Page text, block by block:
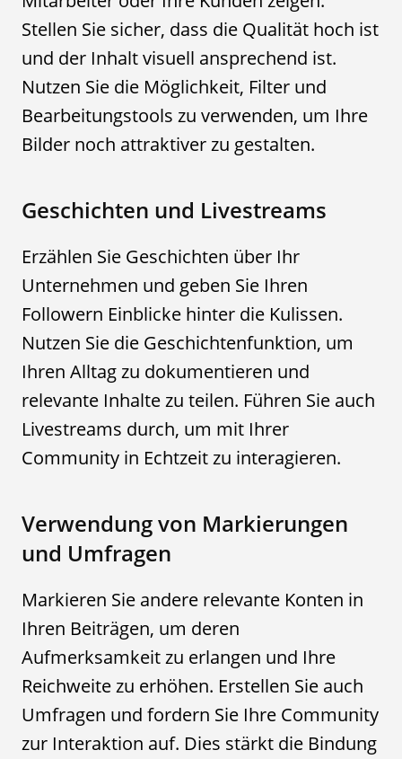
Stellen Sie sicher, dass die Qualität hoch ist
und der Inhalt visuell ansprechend ist.
Nutzen Sie die Möglichkeit, Filter und
Bearbeitungstools zu verwenden, um Ihre
Bilder noch attraktiver zu gestalten.
Geschichten und Livestreams
Erzählen Sie Geschichten über Ihr
Unternehmen und geben Sie Ihren
Followern Einblicke hinter die Kulissen.
Nutzen Sie die Geschichtenfunktion, um
Ihren Alltag zu dokumentieren und
relevante Inhalte zu teilen. Führen Sie auch
Livestreams durch, um mit Ihrer
Community in Echtzeit zu interagieren.
Verwendung von Markierungen
und Umfragen
Markieren Sie andere relevante Konten in
Ihren Beiträgen, um deren
Aufmerksamkeit zu erlangen und Ihre
Reichweite zu erhöhen. Erstellen Sie auch
Umfragen und fordern Sie Ihre Community
zur Interaktion auf. Dies stärkt die Bindung